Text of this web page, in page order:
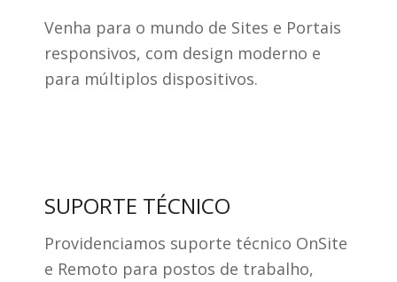
Venha para o mundo de Sites e Portais
responsivos, com design moderno e
para múltiplos dispositivos.
SUPORTE TÉCNICO
Providenciamos suporte técnico OnSite
e Remoto para postos de trabalho,